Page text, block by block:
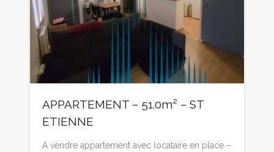
APPARTEMENT – 51.0m² – ST
ETIENNE
A vendre appartement avec locataire en place –